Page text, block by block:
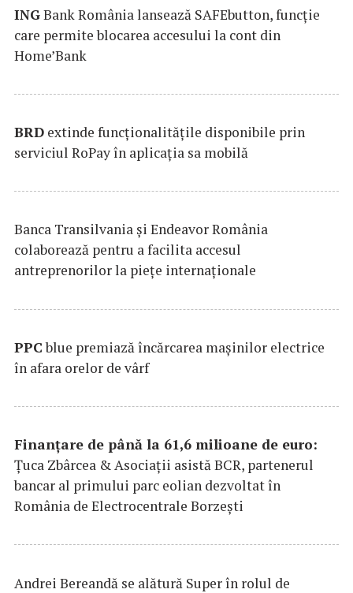
INGBank România lansează SAFEbutton, funcţie
care permite blocarea accesului la cont din
Home’Bank
BRD extinde funcţionalităţile disponibile prin
serviciul RoPay în aplicaţia sa mobilă
Banca Transilvania şi Endeavor România
colaborează pentru a facilita accesul
antreprenorilor la pieţe internaţionale
PPCblue premiază încărcarea maşinilor electrice
în afara orelor de vârf
Finanțare de până la 61,6 milioane de euro:
Țuca Zbârcea & Asociații asistă BCR, partenerul
bancar al primului parc eolian dezvoltat în
România de Electrocentrale Borzești
Andrei Bereandă se alătură Super în rolul de